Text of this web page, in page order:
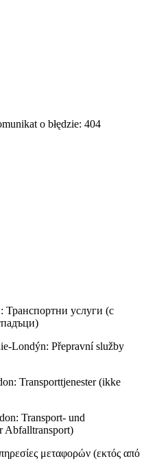
o błędzie: 404
услуги (с
Londýn: Přepravní služby
Transporttjenester (ikke
Transport- und
Abfalltransport)
μεταφορών (εκτός από